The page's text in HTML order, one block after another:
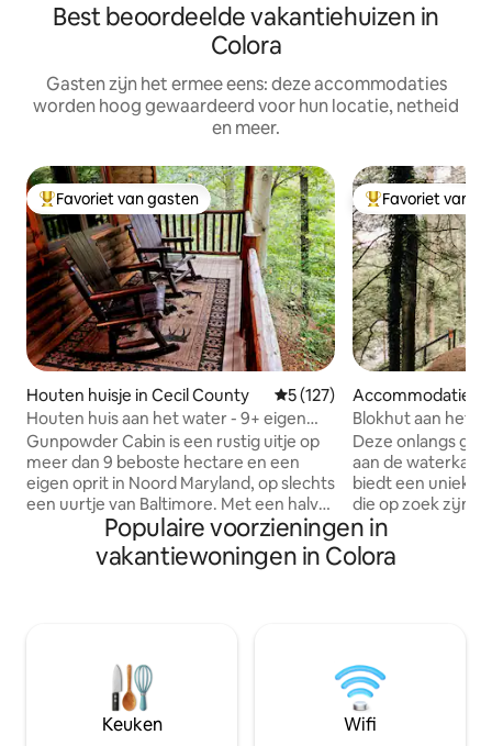
Best beoordeelde vakantiehuizen in
Colora
Gasten zijn het ermee eens: deze accommodaties
worden hoog gewaardeerd voor hun locatie, netheid
en meer.
Topfavoriet van gasten
Favoriet van gasten
Houten huisje in Cecil County Gemiddelde beoordeling
5 (127)
Houten huis aan het water - 9+ eigen
beboste hectare
Gunpowder Cabin is een rustig uitje op
meer dan 9 beboste hectare en een
eigen oprit in Noord Maryland, op slechts
een uurtje van Baltimore. Met een halve
mijl wandelpaden en meer dan 600 voet
van de voorgevel op Octoraro Creek
zijn er tal van mogelijkheden om de
vanaf de kustlijn. Een afgelegen
toevluchtsoord dat afgelegen aanvoelt,
maar op een steenworp afstand van de
beschaving die je kwam om te
Topfavoriet van
Favoriet van
Accommodatie in
Blokhut aan het
Deze onlangs
aan de waterkant
biedt een uniek,
die op zoek zijn
ondergedompeld
te bieden heeft.
het ruime
voor een
The Log Cabin on
gemaakt om een
koppels om te
Populaire voorzieningen in
vakantiewoningen in Colora
Keuken Wifi